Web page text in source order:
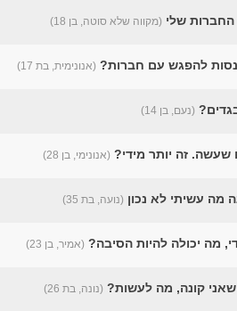
שלי (מקווה שלא סוטה, בן 18)
להפגש עם חברות? (אנונימית, בת 17)
(נעם, בן 14)
זה יותר מידי? (אנונימי, בן 28)
מה עשיתי לא נכון (נועה, בת 35)
מה יכולה להיות הסיבה? (אמיר, בן 23)
קונה, מה לעשות? (נונה, בת 26)